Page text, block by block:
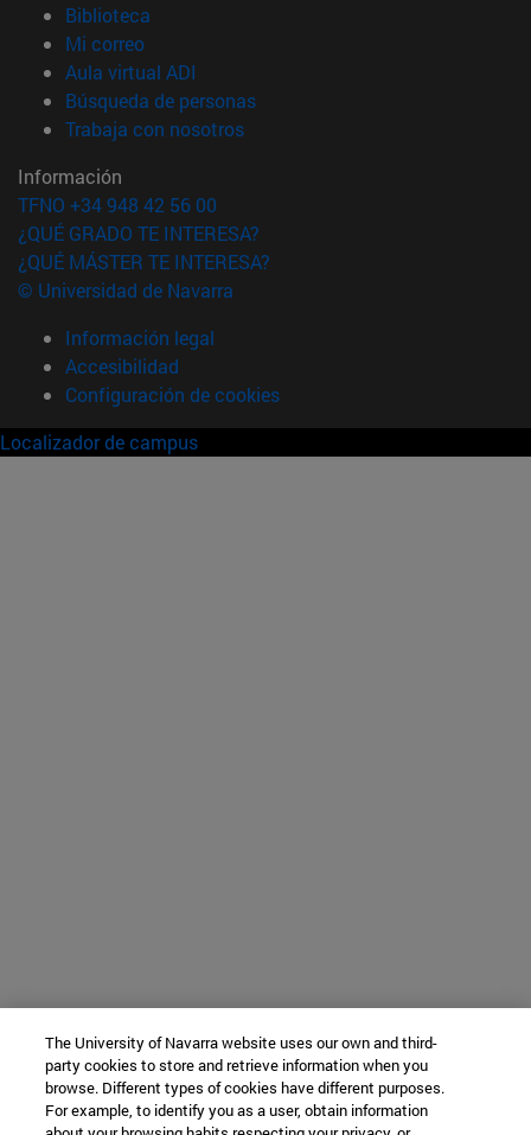
Biblioteca
Mi correo(abre en nueva ventana)
Aula virtual ADI
Búsqueda de personas(abre en nueva ventana)
Trabaja con nosotros(abre en nueva ventana)
Información
TFNO +34 948 42 56 00
¿QUÉ GRADO TE INTERESA?
¿QUÉ MÁSTER TE INTERESA?
© Universidad de Navarra
Información legal
Accesibilidad
Configuración de cookies
Localizador de campus
The University of Navarra website uses our own and third-
party cookies to store and retrieve information when you
browse. Different types of cookies have different purposes.
For example, to identify you as a user, obtain information